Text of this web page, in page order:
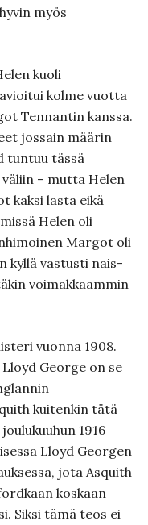
myös
kuoli
kolme vuotta
Tennantin kanssa.
jossain määrin
tuntuu tässä
– mutta Helen
kaksi lasta eikä
Helen oli
Margot oli
kyllä vastusti nais­
voimakkaammin
vuonna 1908.
George on se
kuitenkin tätä
1916
Lloyd Georgen
jota Asquith
koskaan
Siksi tämä teos ei